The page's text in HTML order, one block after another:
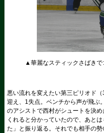
▲華麗なスティックさばき
悪い流れを変えたい第三ピリオド
迎え、1失点。ベンチから声が飛ぶ
のアシストで西村がシュートを決
くれると分かっていたので、あと
た」と振り返る。それでも相手の